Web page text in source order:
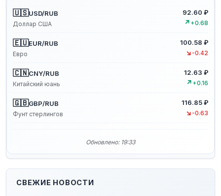
🇺🇸USD/RUB
Доллар США
92.60 ₽
↗ +0.68
🇪🇺EUR/RUB
Евро
100.58 ₽
↘ -0.42
🇨🇳CNY/RUB
Китайский юань
12.63 ₽
↗ +0.16
🇬🇧GBP/RUB
Фунт стерлингов
116.85 ₽
↘ -0.63
Обновлено: 19:33
СВЕЖИЕ НОВОСТИ